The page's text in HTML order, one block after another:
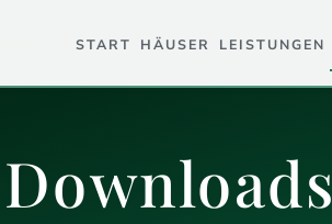
START HÄUSER LEISTUNGEN